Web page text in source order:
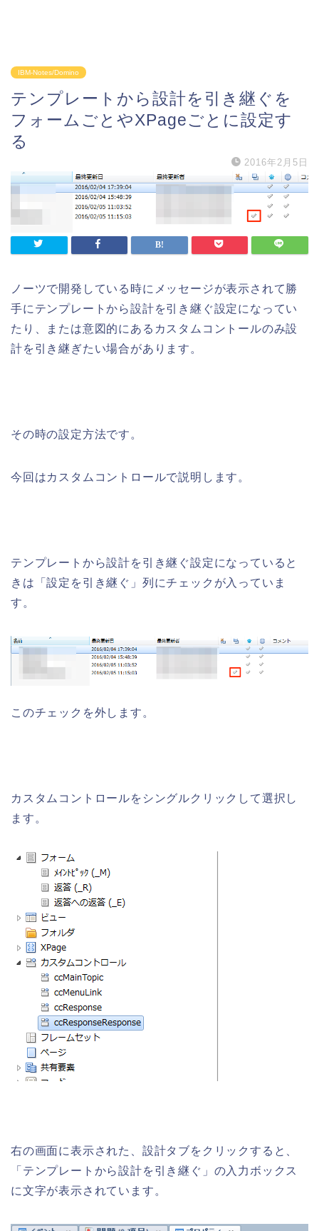
IBM-Notes/Domino
テンプレートから設計を引き継ぐを
フォームごとやXPageごとに設定す
る
2016年2月5日
ノーツで開発している時にメッセージが表示されて勝
手にテンプレートから設計を引き継ぐ設定になってい
たり、または意図的にあるカスタムコントールのみ設
計を引き継ぎたい場合があります。
その時の設定方法です。
今回はカスタムコントロールで説明します。
テンプレートから設計を引き継ぐ設定になっていると
きは「設定を引き継ぐ」列にチェックが入っていま
す。
このチェックを外します。
カスタムコントロールをシングルクリックして選択し
ます。
右の画面に表示された、設計タブをクリックすると、
「テンプレートから設計を引き継ぐ」の入力ボックス
に文字が表示されています。